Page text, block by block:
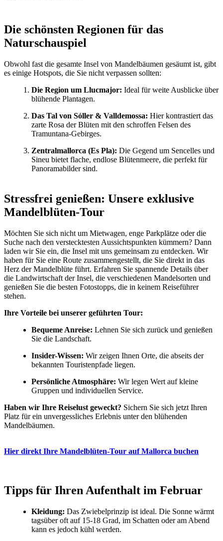
Die schönsten Regionen für das
Naturschauspiel
Obwohl fast die gesamte Insel von Mandelbäumen gesäumt ist, gibt
es einige Hotspots, die Sie nicht verpassen sollten:
Die Region um Llucmajor: Ideal für weite Ausblicke über
blühende Plantagen.
Das Tal von Sóller & Valldemossa: Hier kontrastiert das
zarte Rosa der Blüten mit den schroffen Felsen des
Tramuntana-Gebirges.
Zentralmallorca (Es Pla): Die Gegend um Sencelles und
Sineu bietet flache, endlose Blütenmeere, die perfekt für
Panoramabilder sind.
Stressfrei genießen: Unsere exklusive
Mandelblüten-Tour
Möchten Sie sich nicht um Mietwagen, enge Parkplätze oder die
Suche nach den verstecktesten Aussichtspunkten kümmern? Dann
laden wir Sie ein, die Insel mit uns gemeinsam zu entdecken. Wir
haben für Sie eine Route zusammengestellt, die Sie direkt in das
Herz der Mandelblüte führt. Erfahren Sie spannende Details über
die Landwirtschaft der Insel, die verschiedenen Mandelsorten und
genießen Sie die besten Fotostopps, die in keinem Reiseführer
stehen.
Ihre Vorteile bei unserer geführten Tour:
Bequeme Anreise: Lehnen Sie sich zurück und genießen
Sie die Landschaft.
Insider-Wissen: Wir zeigen Ihnen Orte, die abseits der
bekannten Touristenpfade liegen.
Persönliche Atmosphäre: Wir legen Wert auf kleine
Gruppen und individuellen Service.
Haben wir Ihre Reiselust geweckt? Sichern Sie sich jetzt Ihren
Platz für ein unvergessliches Erlebnis unter den blühenden
Mandelbäumen.
Hier direkt Ihre Mandelblüten-Tour auf Mallorca buchen
Tipps für Ihren Aufenthalt im Februar
Kleidung: Das Zwiebelprinzip ist ideal. Die Sonne wärmt
tagsüber oft auf 15-18 Grad, im Schatten oder am Abend
kann es jedoch kühl werden.